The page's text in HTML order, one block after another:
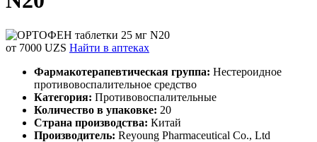
от 7000 UZS Найти в аптеках
Фармакотерапевтическая группа: Нестероидное
противовоспалительное средство
Категория: Противовоспалительные
Количество в упаковке: 20
Страна производства: Китай
Производитель: Reyoung Pharmaceutical Co., Ltd